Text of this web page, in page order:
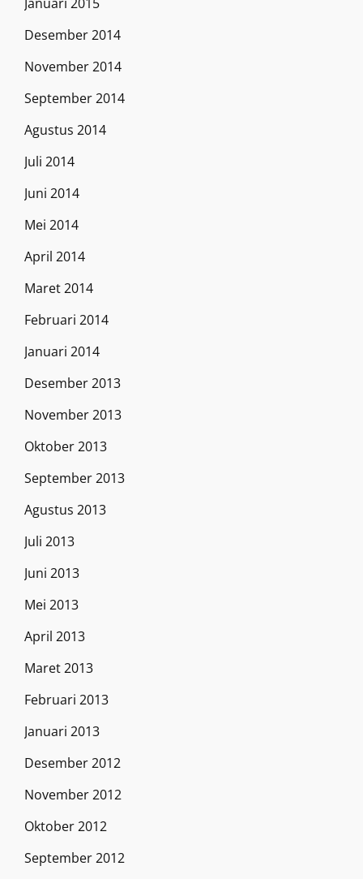
Desember 2014
November 2014
September 2014
Agustus 2014
Juli 2014
Juni 2014
Mei 2014
April 2014
Maret 2014
Februari 2014
Januari 2014
Desember 2013
November 2013
Oktober 2013
September 2013
Agustus 2013
Juli 2013
Juni 2013
Mei 2013
April 2013
Maret 2013
Februari 2013
Januari 2013
Desember 2012
November 2012
Oktober 2012
September 2012